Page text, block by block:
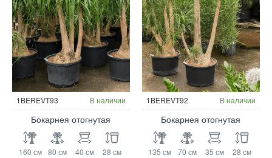
Гидропоника
1BEREVT93 В наличии
Бокарнея отогнутая
160 см 80 см 40 см 28 см
Гидропоника
1BEREVT92 В наличии
Бокарнея отогнутая
135 см 70 см 35 см 28 см